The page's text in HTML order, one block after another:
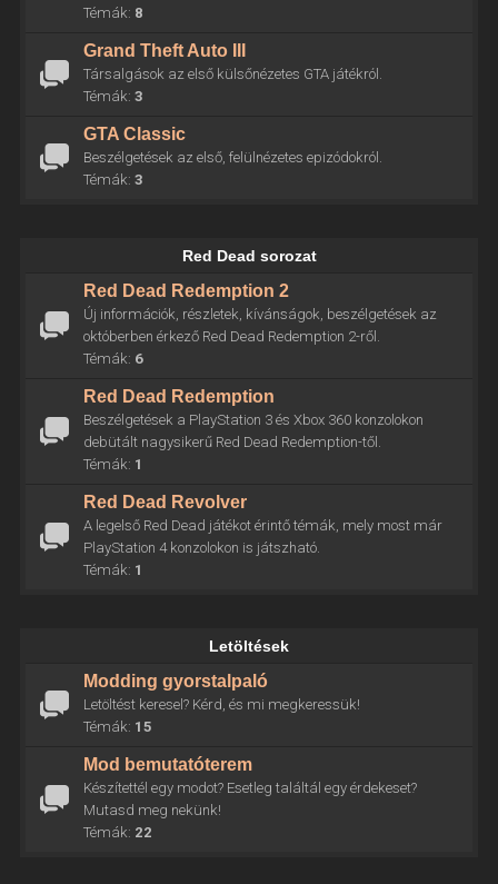
Témák: 8
Grand Theft Auto III
Társalgások az első külsőnézetes GTA játékról.
Témák: 3
GTA Classic
Beszélgetések az első, felülnézetes epizódokról.
Témák: 3
Red Dead sorozat
Red Dead Redemption 2
Új információk, részletek, kívánságok, beszélgetések az
októberben érkező Red Dead Redemption 2-ről.
Témák: 6
Red Dead Redemption
Beszélgetések a PlayStation 3 és Xbox 360 konzolokon
debütált nagysikerű Red Dead Redemption-től.
Témák: 1
Red Dead Revolver
A legelső Red Dead játékot érintő témák, mely most már
PlayStation 4 konzolokon is játszható.
Témák: 1
Letöltések
Modding gyorstalpaló
Letöltést keresel? Kérd, és mi megkeressük!
Témák: 15
Mod bemutatóterem
Készítettél egy modot? Esetleg találtál egy érdekeset?
Mutasd meg nekünk!
Témák: 22